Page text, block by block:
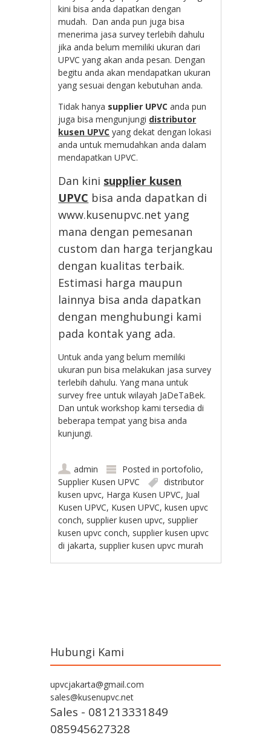
kini bisa anda dapatkan dengan
mudah. Dan anda pun juga bisa
menerima jasa survey terlebih dahulu
jika anda belum memiliki ukuran dari
UPVC yang akan anda pesan. Dengan
begitu anda akan mendapatkan ukuran
yang sesuai dengan kebutuhan anda.
Tidak hanya supplier UPVC anda pun
juga bisa mengunjungi distributor
kusen UPVC yang dekat dengan lokasi
anda untuk memudahkan anda dalam
mendapatkan UPVC.
Dan kini supplier kusen
UPVC bisa anda dapatkan di
www.kusenupvc.net yang
mana dengan pemesanan
custom dan harga terjangkau
dengan kualitas terbaik.
Estimasi harga maupun
lainnya bisa anda dapatkan
dengan menghubungi kami
pada kontak yang ada.
Untuk anda yang belum memiliki
ukuran pun bisa melakukan jasa survey
terlebih dahulu. Yang mana untuk
survey free untuk wilayah JaDeTaBek.
Dan untuk workshop kami tersedia di
beberapa tempat yang bisa anda
kunjungi.
admin Posted inportofolio,
Supplier Kusen UPVC
distributor
kusen upvc, Harga Kusen UPVC, Jual
Kusen UPVC, Kusen UPVC,kusen upvc
conch, supplier kusen upvc, supplier
kusen upvc conch, supplier kusen upvc
di jakarta, supplier kusen upvc murah
Hubungi Kami
upvcjakarta@gmail.com
sales@kusenupvc.net
Sales - 081213331849
085945627328